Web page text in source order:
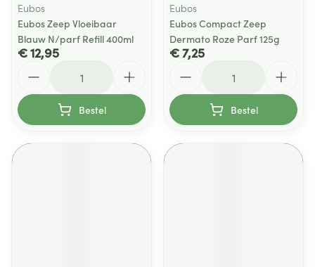
Eubos
Eubos Zeep Vloeibaar
Blauw N/parf Refill 400ml
€ 12,95
Bestel
Eubos
Eubos Compact Zeep
Dermato Roze Parf 125g
€ 7,25
Bestel